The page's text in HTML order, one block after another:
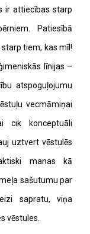
ir attiecības starp
Patiesībā
tiem, kas mīl!
līnijas –
atspoguļojumu
vecmāmiņai
cik konceptuāli
uztvert vēstulēs
manas kā
sašutumu par
sapratu, viņa
vēstules.